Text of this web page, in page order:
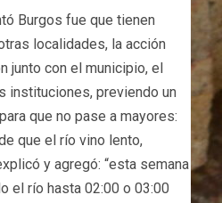
Burgos fue que tienen
localidades, la acción
junto con el municipio, el
instituciones, previendo un
que no pase a mayores:
que el río vino lento,
y agregó: “esta semana
el río hasta 02:00 o 03:00